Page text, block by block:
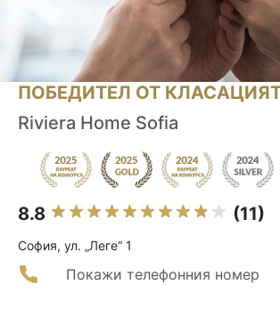
ПОБЕДИТЕЛ ОТ
Riviera Home Sofia
8.8 (11)
София, ул. „Леге“ 1
Покажи телефонния номер